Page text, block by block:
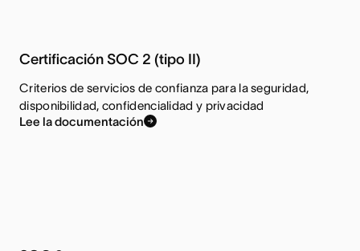
Certificación SOC 2 (tipo II)
Criterios de servicios de confianza para la seguridad,
disponibilidad, confidencialidad y privacidad
Lee la documentación